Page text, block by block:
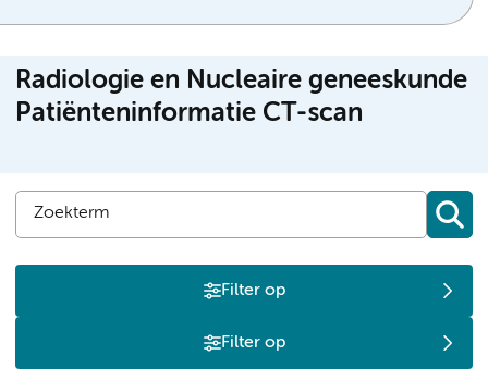
Radiologie en Nucleaire geneeskunde
Patiënteninformatie CT-scan
Filter op
Filter op